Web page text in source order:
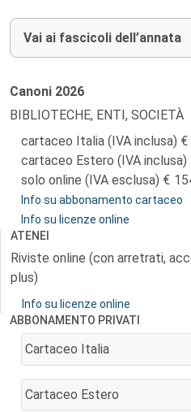
Vai ai fascicoli dell’annata
Canoni 2026
BIBLIOTECHE, ENTI, SOCIETÀ
cartaceo Italia (IVA inclusa)
cartaceo Estero (IVA inclusa)
solo online (IVA esclusa)
Info su abbonamento cartaceo
Info su licenze online
ATENEI
Riviste online (con arretrati,
plus)
Info su licenze online
ABBONAMENTO PRIVATI
Cartaceo Italia
AGGIUNGI AL CARRELLO
Cartaceo Estero
AGGIUNGI AL CARRELLO